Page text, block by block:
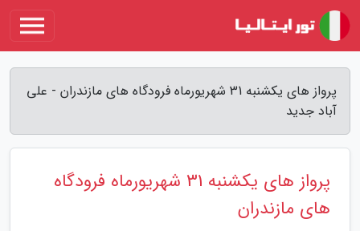
پرواز های یکشنبه 31 شهریورماه فرودگاه های مازندران - علی
آباد جدید
پرواز های یکشنبه 31 شهریورماه فرودگاه
های مازندران